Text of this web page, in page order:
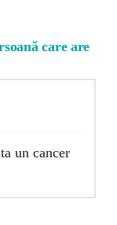
care are
un cancer